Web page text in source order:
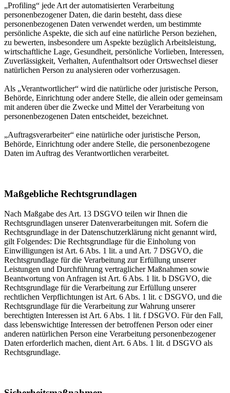
„Profiling“ jede Art der automatisierten Verarbeitung
personenbezogener Daten, die darin besteht, dass diese
personenbezogenen Daten verwendet werden, um bestimmte
persönliche Aspekte, die sich auf eine natürliche Person beziehen,
zu bewerten, insbesondere um Aspekte bezüglich Arbeitsleistung,
wirtschaftliche Lage, Gesundheit, persönliche Vorlieben, Interessen,
Zuverlässigkeit, Verhalten, Aufenthaltsort oder Ortswechsel dieser
natürlichen Person zu analysieren oder vorherzusagen.
Als „Verantwortlicher“ wird die natürliche oder juristische Person,
Behörde, Einrichtung oder andere Stelle, die allein oder gemeinsam
mit anderen über die Zwecke und Mittel der Verarbeitung von
personenbezogenen Daten entscheidet, bezeichnet.
„Auftragsverarbeiter“ eine natürliche oder juristische Person,
Behörde, Einrichtung oder andere Stelle, die personenbezogene
Daten im Auftrag des Verantwortlichen verarbeitet.
Maßgebliche Rechtsgrundlagen
Nach Maßgabe des Art. 13 DSGVO teilen wir Ihnen die
Rechtsgrundlagen unserer Datenverarbeitungen mit. Sofern die
Rechtsgrundlage in der Datenschutzerklärung nicht genannt wird,
gilt Folgendes: Die Rechtsgrundlage für die Einholung von
Einwilligungen ist Art. 6 Abs. 1 lit. a und Art. 7 DSGVO, die
Rechtsgrundlage für die Verarbeitung zur Erfüllung unserer
Leistungen und Durchführung vertraglicher Maßnahmen sowie
Beantwortung von Anfragen ist Art. 6 Abs. 1 lit. b DSGVO, die
Rechtsgrundlage für die Verarbeitung zur Erfüllung unserer
rechtlichen Verpflichtungen ist Art. 6 Abs. 1 lit. c DSGVO, und die
Rechtsgrundlage für die Verarbeitung zur Wahrung unserer
berechtigten Interessen ist Art. 6 Abs. 1 lit. f DSGVO. Für den Fall,
dass lebenswichtige Interessen der betroffenen Person oder einer
anderen natürlichen Person eine Verarbeitung personenbezogener
Daten erforderlich machen, dient Art. 6 Abs. 1 lit. d DSGVO als
Rechtsgrundlage.